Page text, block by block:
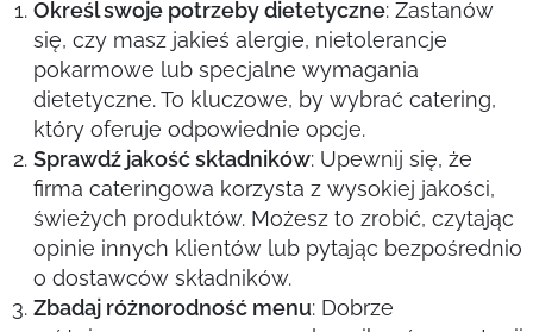
Określ swoje potrzeby dietetyczne: Zastanów
się, czy masz jakieś alergie, nietolerancje
pokarmowe lub specjalne wymagania
dietetyczne. To kluczowe, by wybrać catering,
który oferuje odpowiednie opcje.
Sprawdź jakość składników: Upewnij się, że
firma cateringowa korzysta z wysokiej jakości,
świeżych produktów. Możesz to zrobić, czytając
opinie innych klientów lub pytając bezpośrednio
o dostawców składników.
Zbadaj różnorodność menu: Dobrze